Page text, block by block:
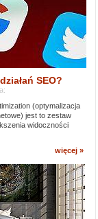
SEO?
(optymalizacja
jest to zestaw
widoczności
więcej »